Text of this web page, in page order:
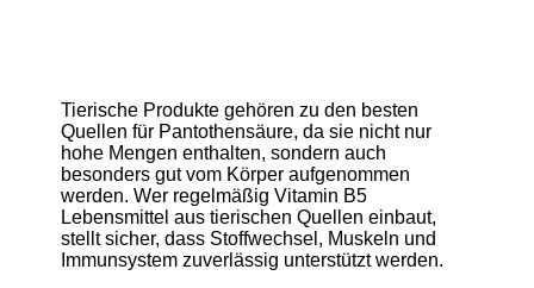
Tierische Produkte gehören zu den besten
Quellen für Pantothensäure, da sie nicht nur
hohe Mengen enthalten, sondern auch
besonders gut vom Körper aufgenommen
werden. Wer regelmäßig Vitamin B5
Lebensmittel aus tierischen Quellen einbaut,
stellt sicher, dass Stoffwechsel, Muskeln und
Immunsystem zuverlässig unterstützt werden.